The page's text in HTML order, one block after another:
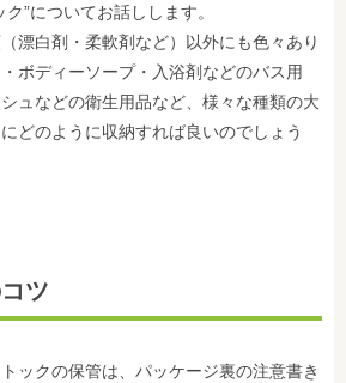
”についてお話しします。
漂白剤・柔軟剤など）以外にも色々あり
ボディーソープ・入浴剤などのバス用
ュなどの衛生用品など、様々な種類の大
どのように収納すれば良いのでしょう
ツ
ックの保管は、パッケージ裏の注意書き